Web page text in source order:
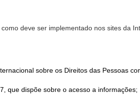
deve ser implementado nos sites da
sobre os Direitos das Pessoas
que dispõe sobre o acesso a informações;